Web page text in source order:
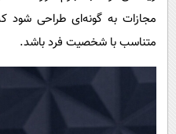
مجازات به گونه‌ای طراحی شود
متناسب با شخصیت فرد باشد.